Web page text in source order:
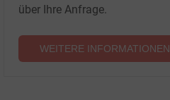
über Ihre Anfrage.
WEITERE INFORMATIONEN